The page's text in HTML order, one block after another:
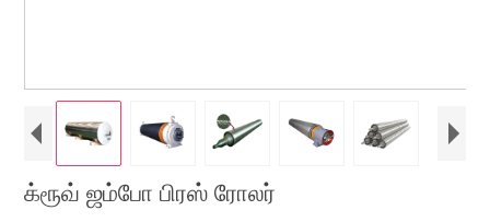
க்ரூவ் ஜம்போ பிரஸ் ரோலர்